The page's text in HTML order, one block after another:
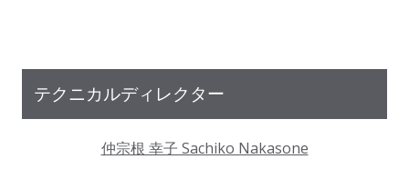
テクニカルディレクター
仲宗根 幸子 Sachiko Nakasone